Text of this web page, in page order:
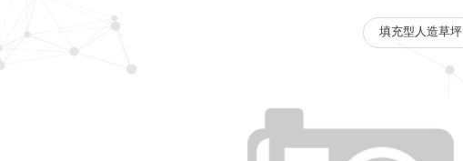
填充型人造草坪